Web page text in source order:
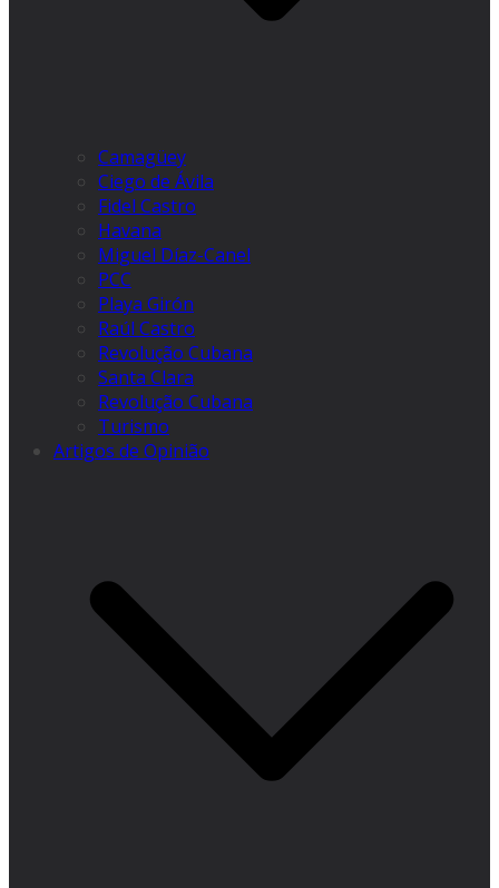
Camagüey
Ciego de Ávila
Fidel Castro
Havana
Miguel Díaz-Canel
PCC
Playa Girón
Raúl Castro
Revolução Cubana
Santa Clara
Revolução Cubana
Turismo
Artigos de Opinião